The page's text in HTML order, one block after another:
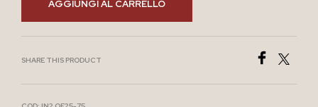
AGGIUNGI AL CARRELLO
SHARE THIS PRODUCT